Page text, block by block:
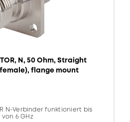
N, 50 Ohm, Straight
flange mount
N-Verbinder funktioniert bis
6 GHz